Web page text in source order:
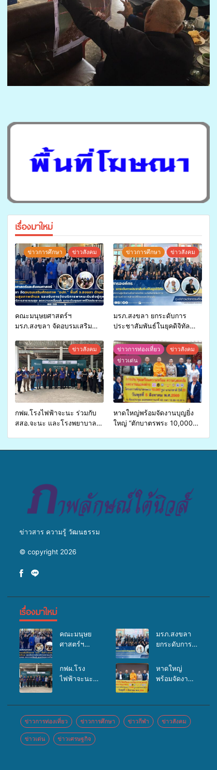
เรื่องมาใหม่
ข่าวการศึกษา ข่าวสังคม
คณะมนุษยศาสตร์ฯ
มรภ.สงขลา จัดอบรมเสริม
จ่ายงบกองทุนสุขภาพตำบล
รองรับการจัดบริการพาหนะรับ
ส่งผู้ทุพพลภาพเพื่อเข้ารับ
บริการสาธารณสุข ลดความ
เหลื่อมล้ำ ยกระดับคุณภาพ
ชีวิตประชาชนอย่างยั่งยืน
ข่าวการศึกษา ข่าวสังคม
มรภ.สงขลา ยกระดับการ
ประชาสัมพันธ์ในยุคดิจิทัล
ข่ายสื่อสารองค์กร ระดมสมอง
วางแนวทางการทำงาน ปูทาง
สู่การสร้างภาพลักษณ์ที่ดีของ
มหาวิทยาลัย
ข่าวสังคม
กฟผ.โรงไฟฟ้าจะนะ ร่วมกับ
สสอ.จะนะ และโรงพยาบาล
ข่าวการท่องเที่ยว
ข่าวสังคม
ข่าวเด่น
หาดใหญ่พร้อมจัดงานบุญยิ่ง
ใหญ่ “ตักบาตรพระ 10,000
ข่าวสาร ความรู้ วัฒนธรรม
© copyright 2026
เรื่องมาใหม่
คณะมนุษย
ศาสตร์ฯ
จัดอบรมเสริม
ศักยภาพ
กองทุน
สุขภาพตำบล
รองรับการจัด
บริการพาหนะ
รับส่งผู้
มรภ.สงขลา
ยกระดับการ
ในยุคดิจิทัล
เปิดเวทีเสริม
สื่อสารองค์กร
ระดมสมอง
วางแนวทาง
กฟผ.โรง
ไฟฟ้าจะนะ
พยาบาลศิคริ
นทร์ หาดใหญ่
จัดกิจกรรม
หาดใหญ่
พร้อมจัดงาน
นานาชาติ
เพื่อแม่…เพื่อ
ข่าวการท่องเที่ยว ข่าวการศึกษา ข่าวกีฬา ข่าวสังคม
ข่าวเด่น ข่าวเศรษฐกิจ